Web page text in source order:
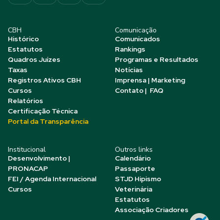
CBH
Histórico
Estatutos
Quadros Juízes
Taxas
Registros Ativos CBH
Cursos
Relatórios
Certificação Técnica
Portal da Transparência
Comunicação
Comunicados
Rankings
Programas e Resultados
Notícias
Imprensa | Marketing
Contato | FAQ
Institucional
Desenvolvimento |
PRONACAP
FEI / Agenda Internacional
Cursos
Outros links
Calendário
Passaporte
STJD Hipismo
Veterinária
Estatutos
Associação Criadores